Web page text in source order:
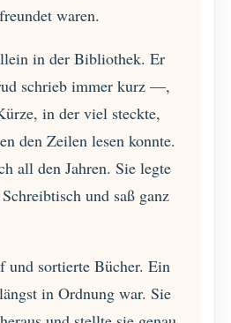
waren.
in der Bibliothek. Er
schrieb immer kurz —,
in der viel steckte,
den Zeilen lesen konnte.
all den Jahren. Sie legte
und saß ganz
und sortierte Bücher. Ein
in Ordnung war. Sie